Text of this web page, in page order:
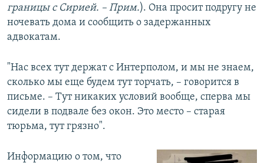
границы с Сирией. – Прим.). Она просит подругу не
ночевать дома и сообщить о задержанных
адвокатам.
"Нас всех тут держат с Интерполом, и мы не знаем,
сколько мы еще будем тут торчать, – говорится в
письме. – Тут никаких условий вообще, сперва мы
сидели в подвале без окон. Это место – старая
тюрьма, тут грязно".
Информацию о том, что